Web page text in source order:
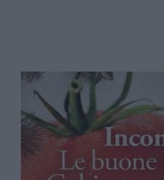
Coltivare e